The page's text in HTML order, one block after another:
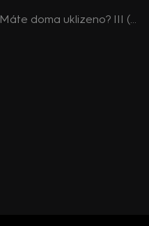
Máte doma uklizeno? III (1) - upoutávka